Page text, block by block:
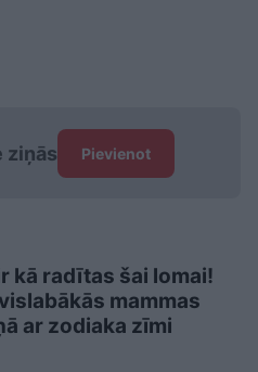
ziņās Pievienot
kā radītas šai lomai!
mammas
ar zodiaka zīmi